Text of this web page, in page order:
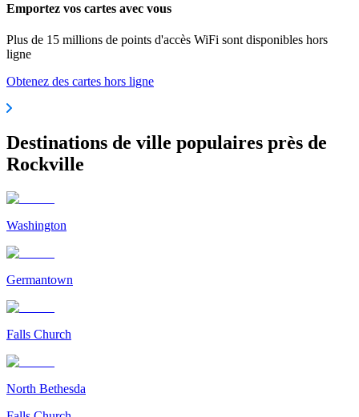
Emportez vos cartes avec vous
Plus de 15 millions de points d'accès WiFi sont disponibles hors
ligne
Obtenez des cartes hors ligne
Destinations de ville populaires près de
Rockville
Washington
Germantown
Falls Church
North Bethesda